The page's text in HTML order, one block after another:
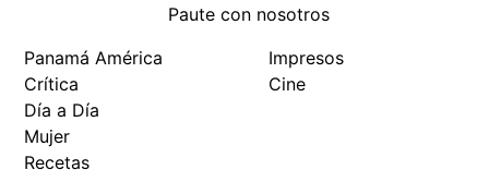
Paute con nosotros
Panamá América
Crítica
Día a Día
Mujer
Recetas
Impresos
Cine